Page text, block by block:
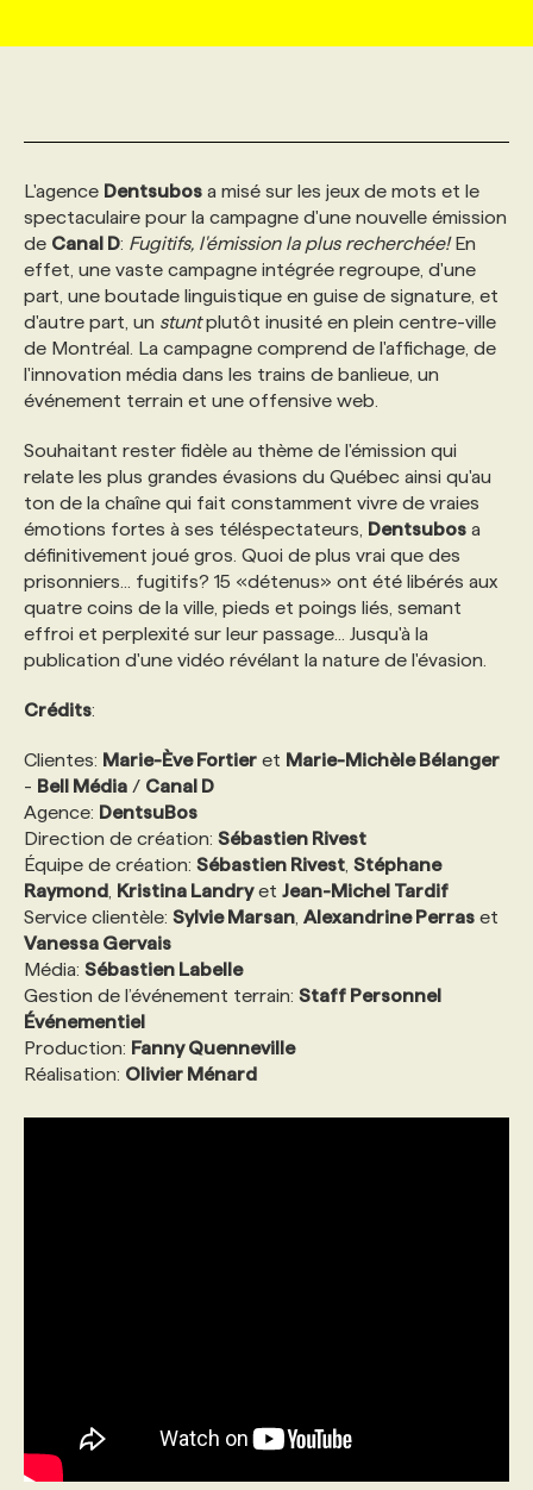
AFFAIRES DE L'INDUSTRIE
INITIATIVES NUMÉRIQUES
PRIX ET DISTINCTIONS
TENDANCES
WEB & MÉDIAS SOCIAUX
MARKETING DURABLE
GEO/SEO
ÉVÉNEMENTIEL
INFOLETTRE PUBLICITÉ
ANNONCEZ AVEC NOUS
CONSULTER LA CVTHÈQUE
PROFIL ENTREPRISE
FAQ
ANNONCEZ AVEC NOUS
VOIR LES OFFRES
PROFIL CANDIDAT
FAQ
ANNONCEZ AVEC NOUS
NOS FORMATIONS EN LIGNE
NOS PARCOURS DE FORMATIONS
FORMATIONS PERSONNALISÉES
NOS FORMATEUR‧RICES
POURQUOI CHOISIR NOS FORMATIONS
NOS TARIFS
PROGRAMMES DE SUBVENTIONS
FAQ
CHASSE DE TÊTE
SERVICE DE CHASSE DE TÊTE
NOS TARIFS
NOS EXPERTISES
FAQ
ANNONCEZ AVEC NOUS
L'agence Dentsubos a misé sur les jeux de mots et le
spectaculaire pour la campagne d'une nouvelle émission
de Canal D: Fugitifs, l'émission la plus recherchée!En
effet, une vaste campagne intégrée regroupe, d'une
part, une boutade linguistique en guise de signature, et
d'autre part, un stuntplutôt inusité en plein centre-ville
de Montréal. La campagne comprend de l'affichage, de
l'innovation média dans les trains de banlieue, un
événement terrain et une offensive web.
Souhaitant rester fidèle au thème de l'émission qui
relate les plus grandes évasions du Québec ainsi qu'au
ton de la chaîne qui fait constamment vivre de vraies
émotions fortes à ses téléspectateurs, Dentsubos a
définitivement joué gros. Quoi de plus vrai que des
prisonniers... fugitifs? 15 «détenus» ont été libérés aux
quatre coins de la ville, pieds et poings liés, semant
effroi et perplexité sur leur passage... Jusqu'à la
publication d'une vidéo révélant la nature de l'évasion.
Crédits:
Clientes: Marie-Ève Fortier et Marie-Michèle Bélanger
- Bell Média / Canal D
Agence: DentsuBos
Direction de création: Sébastien Rivest
Équipe de création: Sébastien Rivest Stéphane
Raymond Kristina Landryet Jean-Michel Tardif
Service clientèle: Sylvie Marsan Alexandrine Perras et
Vanessa Gervais
Média: Sébastien Labelle
Gestion de l’événement terrain: Staff Personnel
Événementiel
Production: Fanny Quenneville
Réalisation: Olivier Ménard